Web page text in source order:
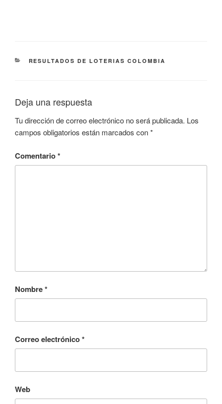
CATEGORÍAS
RESULTADOS DE LOTERIAS COLOMBIA
Deja una respuesta
Tu dirección de correo electrónico no será publicada. Los
campos obligatorios están marcados con*
Comentario*
Nombre*
Correo electrónico*
Web